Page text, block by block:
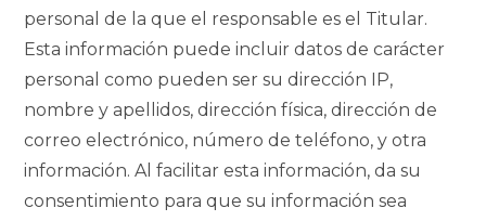
personal de la que el responsable es el Titular.
Esta información puede incluir datos de carácter
personal como pueden ser su dirección IP,
nombre y apellidos, dirección física, dirección de
correo electrónico, número de teléfono, y otra
información. Al facilitar esta información, da su
consentimiento para que su información sea